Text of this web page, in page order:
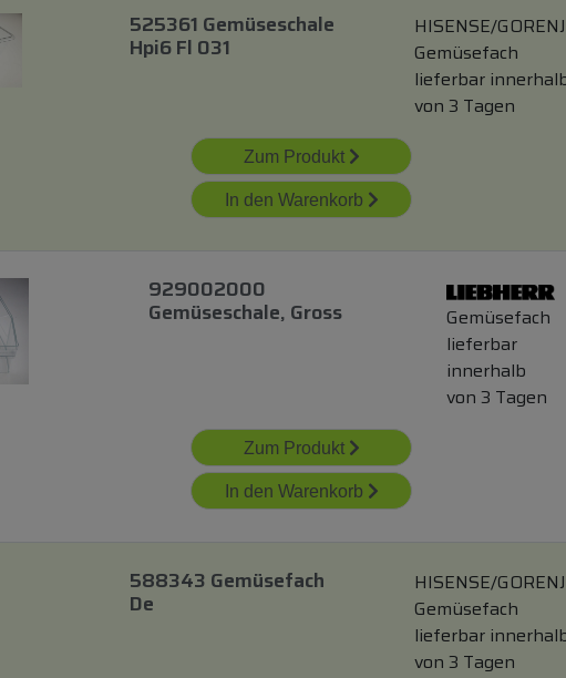
525361 Gemüseschale
Hpi6 Fl 031
HISENSE/
Gemüsefach
lieferbar
von 3 Tagen
Zum Produkt
In den Warenkorb
929002000
Gemüseschale, Gross
Gemüsefach
lieferbar
innerhalb
von 3 Tagen
Zum Produkt
In den Warenkorb
588343 Gemüsefach
De
HISENSE/
Gemüsefach
lieferbar
von 3 Tagen